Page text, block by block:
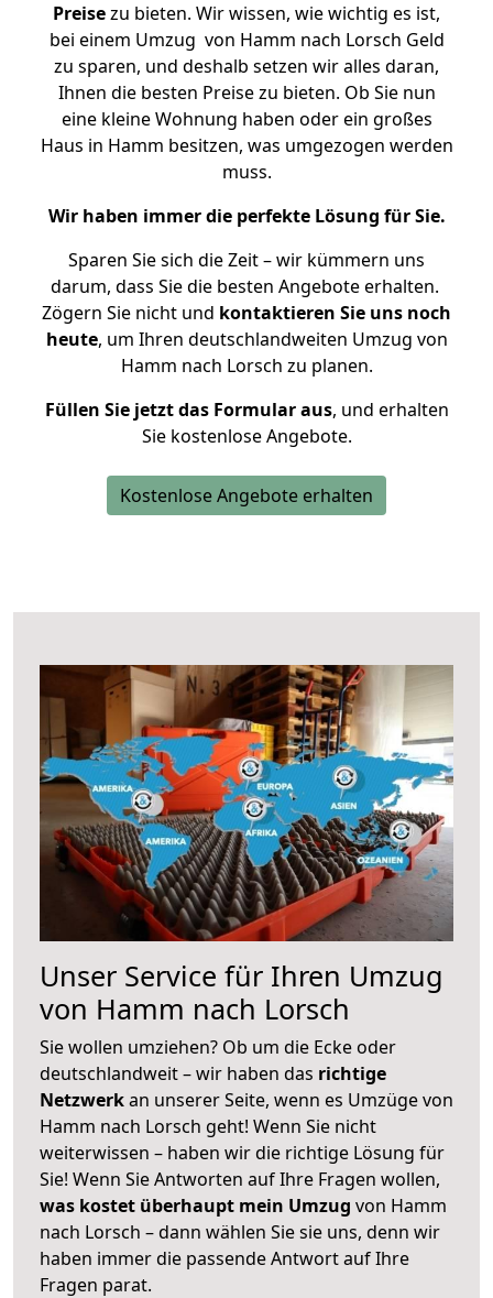
Preisezu bieten. Wir wissen, wie wichtig es ist,
bei einem Umzug von Hamm nach Lorsch Geld
zu sparen, und deshalb setzen wir alles daran,
Ihnen die besten Preise zu bieten. Ob Sie nun
eine kleine Wohnung haben oder ein großes
Haus in Hamm besitzen, was umgezogen werden
muss.
Wir haben immer die perfekte Lösung für Sie.
Sparen Sie sich die Zeit – wir kümmern uns
darum, dass Sie die besten Angebote erhalten.
Zögern Sie nicht und kontaktieren Sie uns noch
heute, um Ihren deutschlandweiten Umzug von
Hamm nach Lorsch zu planen.
Füllen Sie jetzt das Formular aus, und erhalten
Sie kostenlose Angebote.
Kostenlose Angebote erhalten
Unser Service für Ihren Umzug
von Hamm nach Lorsch
Sie wollen umziehen? Ob um die Ecke oder
deutschlandweit – wir haben das richtige
Netzwerkan unserer Seite, wenn es Umzüge von
Hamm nach Lorsch geht! Wenn Sie nicht
weiterwissen – haben wir die richtige Lösung für
Sie! Wenn Sie Antworten auf Ihre Fragen wollen,
was kostet überhaupt mein Umzug von Hamm
nach Lorsch – dann wählen Sie sie uns, denn wir
haben immer die passende Antwort auf Ihre
Fragen parat.